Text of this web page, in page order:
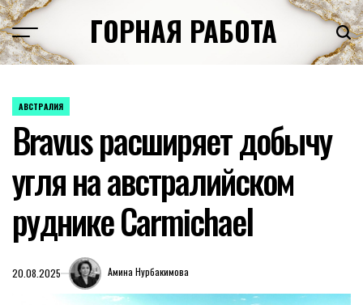
Перейти
к
содержимому
ГОРНАЯ РАБОТА
ОПУБЛИКОВАНО
АВСТРАЛИЯ
Bravus расширяет добычу
угля на австралийском
руднике Carmichael
20.08.2025 Амина Нурбакимова